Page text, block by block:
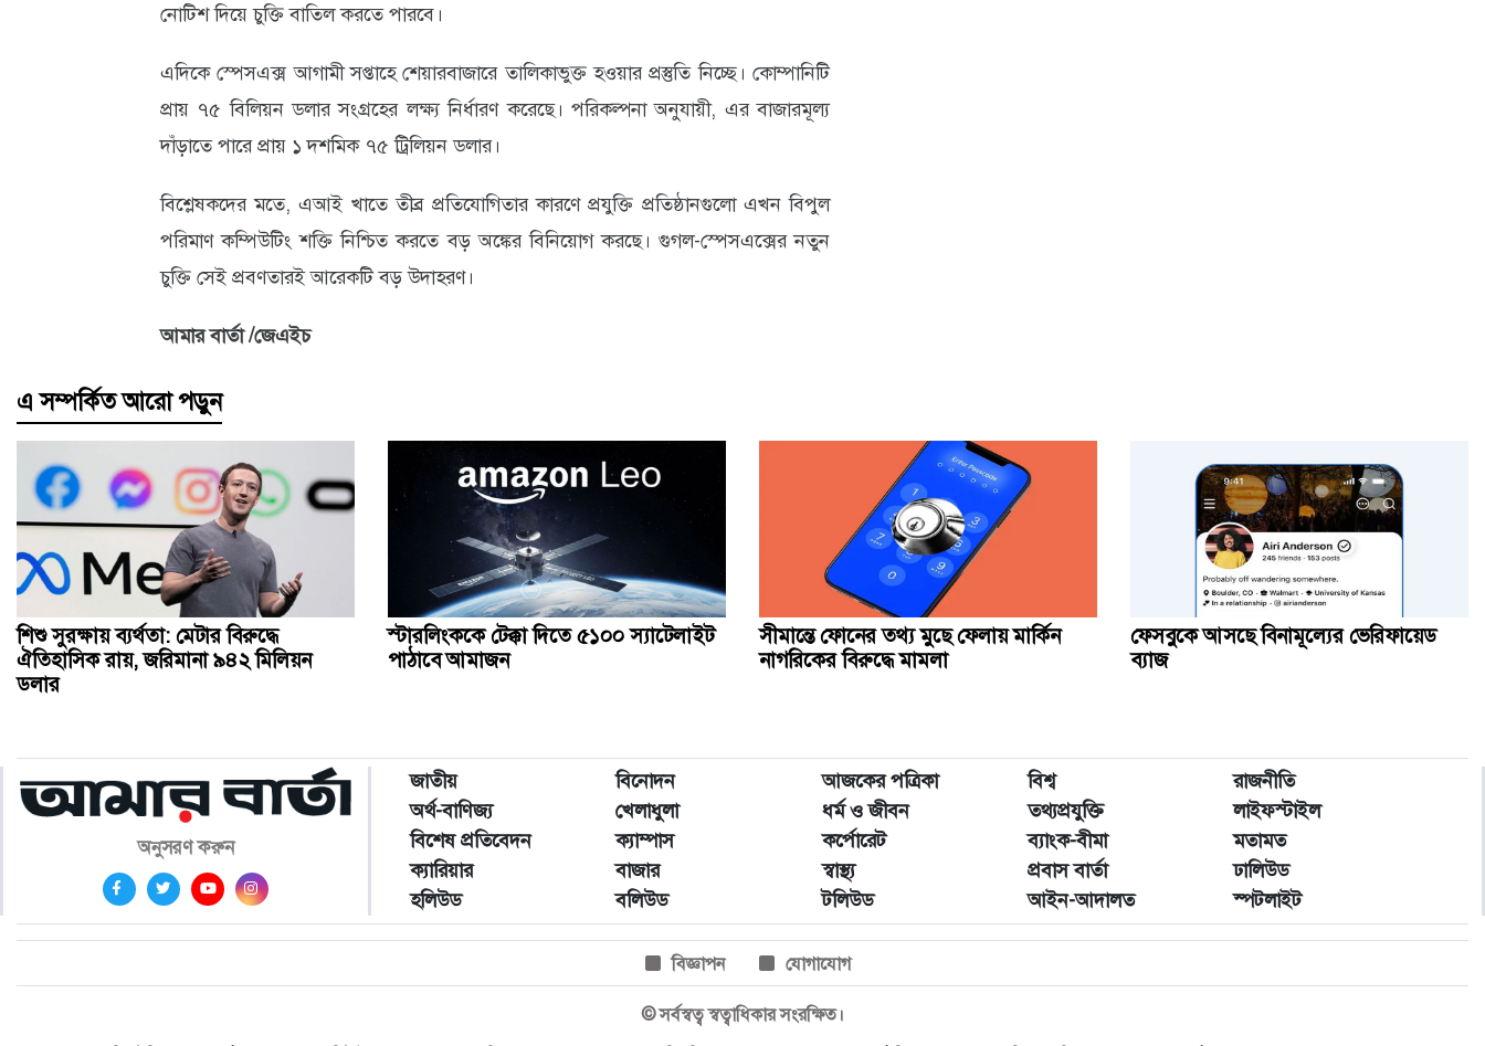
নোটিশ দিয়ে চুক্তি বাতিল করতে পারবে।
এদিকে স্পেসএক্স আগামী সপ্তাহে শেয়ারবাজারে তালিকাভুক্ত হওয়ার প্রস্তুতি নিচ্ছে। কোম্পানিটি
প্রায় ৭৫ বিলিয়ন ডলার সংগ্রহের লক্ষ্য নির্ধারণ করেছে। পরিকল্পনা অনুযায়ী, এর বাজারমূল্য
দাঁড়াতে পারে প্রায় ১ দশমিক ৭৫ ট্রিলিয়ন ডলার।
বিশ্লেষকদের মতে, এআই খাতে তীব্র প্রতিযোগিতার কারণে প্রযুক্তি প্রতিষ্ঠানগুলো এখন বিপুল
পরিমাণ কম্পিউটিং শক্তি নিশ্চিত করতে বড় অঙ্কের বিনিয়োগ করছে। গুগল-স্পেসএক্সের নতুন
চুক্তি সেই প্রবণতারই আরেকটি বড় উদাহরণ।
আমার বার্তা /জেএইচ
এ সম্পর্কিত আরো পড়ুন
শিশু সুরক্ষায় ব্যর্থতা: মেটার বিরুদ্ধে
ঐতিহাসিক রায়, জরিমানা ৯৪২ মিলিয়ন
ডলার
স্টারলিংককে টেক্কা দিতে ৫১০০ স্যাটেলাইট
পাঠাবে আমাজন
সীমান্তে ফোনের তথ্য মুছে ফেলায় মার্কিন
নাগরিকের বিরুদ্ধে মামলা
ফেসবুকে আসছে বিনামূল্যের ভেরিফায়েড
ব্যাজ
অনুসরণ করুন
জাতীয় বিনোদন আজকের পত্রিকা বিশ্ব
রাজনীতি
অর্থ-বাণিজ্য
খেলাধুলা ধর্ম ও জীবন তথ্যপ্রযুক্তি
লাইফস্টাইল
বিশেষ প্রতিবেদন
ক্যাম্পাস কর্পোরেট ব্যাংক-বীমা
মতামত
ক্যারিয়ার
বাজার স্বাস্থ্য প্রবাস বার্তা
ঢালিউড
হলিউড
বলিউড টলিউড আইন-আদালত স্পটলাইট
বিজ্ঞাপন যোগাযোগ
© সর্বস্বত্ব স্বত্বাধিকার সংরক্ষিত।